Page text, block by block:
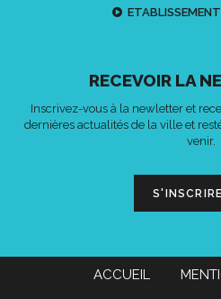
RECEVOIR LA
Inscrivez-vous à la newletter et
dernières actualités de la ville et
venir.
S'INSCRIRE
ACCUEIL